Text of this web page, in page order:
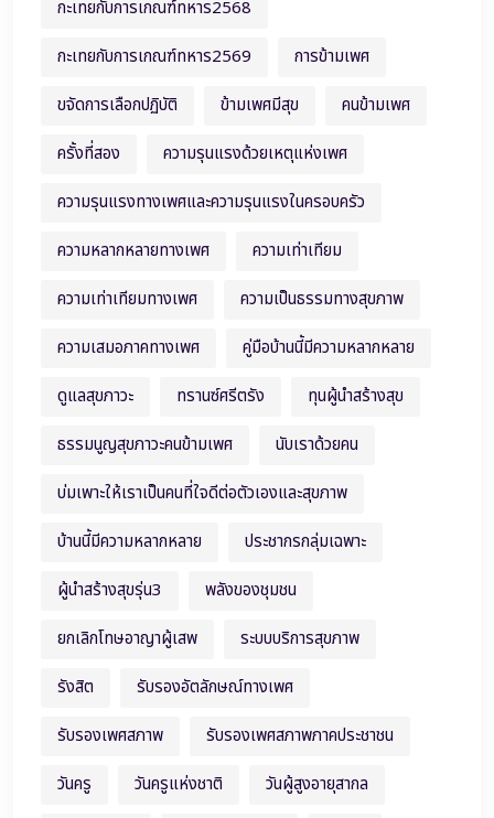
กะเทยกับการเกณฑ์ทหาร2568
กะเทยกับการเกณฑ์ทหาร2569
การข้ามเพศ
ขจัดการเลือกปฏิบัติ
ข้ามเพศมีสุข
คนข้ามเพศ
ครั้งที่สอง
ความรุนแรงด้วยเหตุแห่งเพศ
ความรุนแรงทางเพศและความรุนแรงในครอบครัว
ความหลากหลายทางเพศ
ความเท่าเทียม
ความเท่าเทียมทางเพศ
ความเป็นธรรมทางสุขภาพ
ความเสมอภาคทางเพศ
คู่มือบ้านนี้มีความหลากหลาย
ดูแลสุขภาวะ
ทรานซ์ศรีตรัง
ทุนผู้นำสร้างสุข
ธรรมนูญสุขภาวะคนข้ามเพศ
นับเราด้วยคน
บ่มเพาะให้เราเป็นคนที่ใจดีต่อตัวเองและสุขภาพ
บ้านนี้มีความหลากหลาย
ประชากรกลุ่มเฉพาะ
ผู้นำสร้างสุขรุ่น3
พลังของชุมชน
ยกเลิกโทษอาญาผู้เสพ
ระบบบริการสุขภาพ
รังสิต
รับรองอัตลักษณ์ทางเพศ
รับรองเพศสภาพ
รับรองเพศสภาพภาคประชาชน
วันครู
วันครูแห่งชาติ
วันผู้สูงอายุสากล